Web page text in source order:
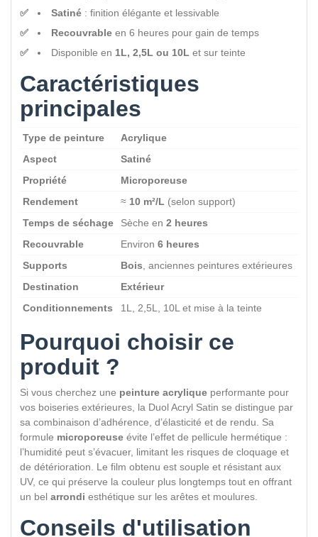
Satiné : finition élégante et lessivable
Recouvrable en 6 heures pour gain de temps
Disponible en 1L, 2,5L ou 10L et sur teinte
Caractéristiques
principales
Type de peinture
Acrylique
Aspect
Satiné
Propriété
Microporeuse
Rendement
≈ 10 m²/L (selon support)
Temps de séchage
Sèche en 2 heures
Recouvrable
Environ 6 heures
Supports
Bois, anciennes peintures extérieures
Destination
Extérieur
Conditionnements
1L, 2,5L, 10L et mise à la teinte
Pourquoi choisir ce
produit ?
Si vous cherchez une peinture acrylique performante pour
vos boiseries extérieures, la Duol Acryl Satin se distingue par
sa combinaison d’adhérence, d’élasticité et de rendu. Sa
formule microporeuse évite l’effet de pellicule hermétique :
l’humidité peut s’évacuer, limitant les risques de cloquage et
de détérioration. Le film obtenu est souple et résistant aux
UV, ce qui préserve la couleur plus longtemps tout en offrant
un bel arrondi esthétique sur les arêtes et moulures.
Conseils d'utilisation